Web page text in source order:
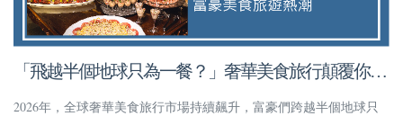
「飛越半個地球只為一餐？」奢華美食旅行顛覆你的
想像！
2026年，全球奢華美食旅行市場持續飆升，富豪們跨越半個地球只